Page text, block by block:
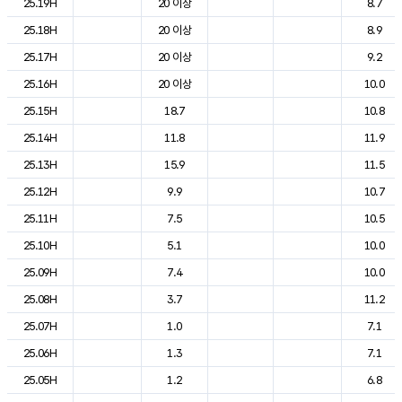
25.19H 20 이상
8.7
25.18H
20 이상
8.9
25.17H
20 이상
9.2
25.16H
20 이상
10.0
25.15H
18.7
10.8
25.14H
11.8
11.9
25.13H
15.9
11.5
25.12H
9.9
10.7
25.11H
7.5
10.5
25.10H
5.1
10.0
25.09H
7.4
10.0
25.08H
3.7
11.2
25.07H
1.0
7.1
25.06H
1.3
7.1
25.05H
1.2
6.8